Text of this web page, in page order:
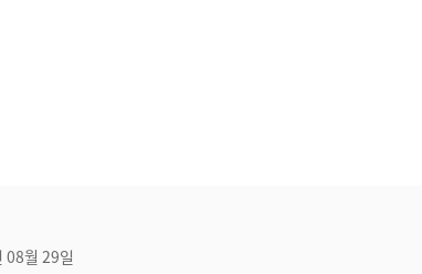
08월 29일